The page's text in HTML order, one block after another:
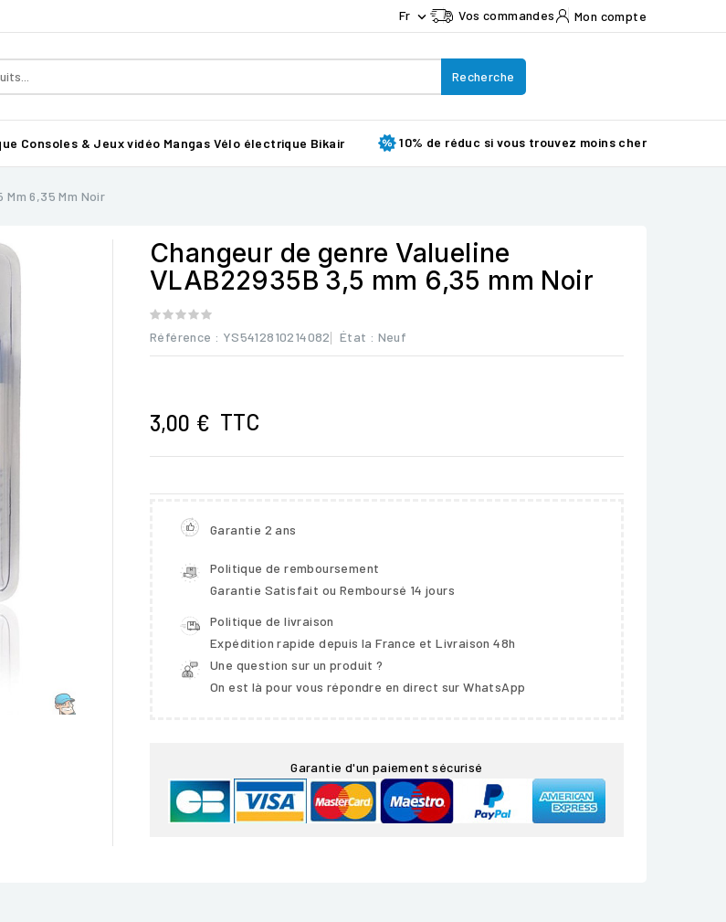
Fr  Vos commandes Mon compte
Recherche
Consoles & Jeux vidéo Mangas Vélo électrique Bikair 10% de réduc si vous trouvez moins cher
Mm 6,35 Mm Noir

Changeur de genre Valueline
VLAB22935B 3,5 mm 6,35 mm Noir
Référence : YS5412810214082 État : Neuf
3,00 € TTC
Garantie 2 ans
Politique de remboursement
Garantie Satisfait ou Remboursé 14 jours
Politique de livraison
Expédition rapide depuis la France et Livraison 48h
Une question sur un produit ?
On est là pour vous répondre en direct sur WhatsApp
Garantie d'un paiement sécurisé